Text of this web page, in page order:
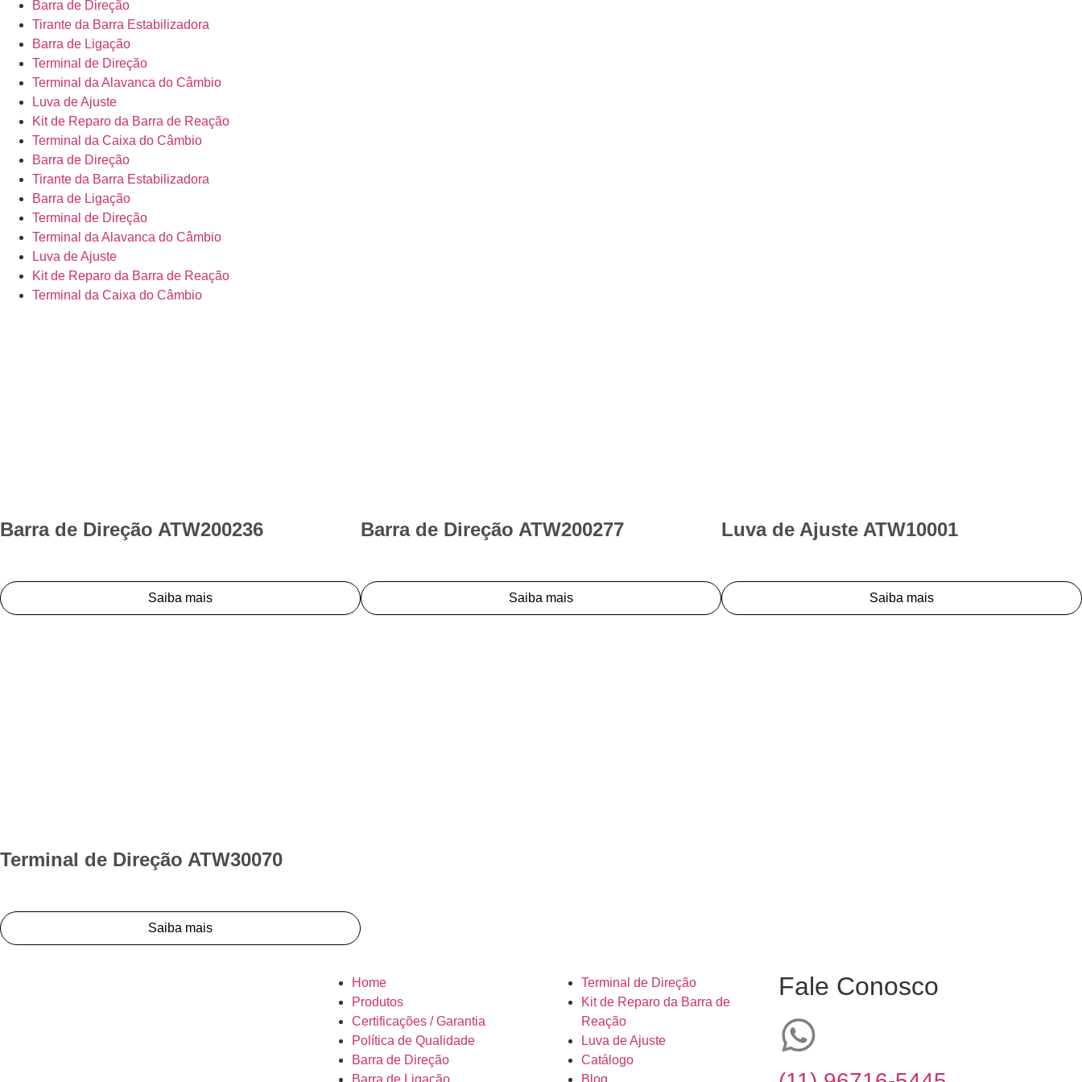
Barra de Direção
Tirante da Barra Estabilizadora
Barra de Ligação
Terminal de Direção
Terminal da Alavanca do Câmbio
Luva de Ajuste
Kit de Reparo da Barra de Reação
Terminal da Caixa do Câmbio
Barra de Direção
Tirante da Barra Estabilizadora
Barra de Ligação
Terminal de Direção
Terminal da Alavanca do Câmbio
Luva de Ajuste
Kit de Reparo da Barra de Reação
Terminal da Caixa do Câmbio
Barra de Direção ATW200236
Saiba mais
Barra de Direção ATW200277
Saiba mais
Luva de Ajuste ATW10001
Saiba mais
Terminal de Direção ATW30070
Saiba mais
Home
Produtos
Certificações / Garantia
Política de Qualidade
Barra de Direção
Barra de Ligação
Terminal de Direção
Kit de Reparo da Barra de
Reação
Luva de Ajuste
Catálogo
Blog
Fale Conosco